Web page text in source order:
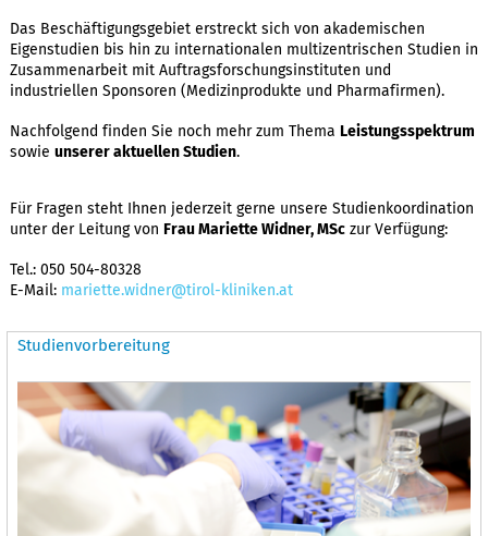
Das Beschäftigungsgebiet erstreckt sich von akademischen
Eigenstudien bis hin zu internationalen multizentrischen Studien in
Zusammenarbeit mit Auftragsforschungsinstituten und
industriellen Sponsoren (Medizinprodukte und Pharmafirmen).
Nachfolgend finden Sie noch mehr zum Thema Leistungsspektrum
sowie unserer aktuellen Studien.
Für Fragen steht Ihnen jederzeit gerne unsere Studienkoordination
unter der Leitung von Frau Mariette Widner, MSc zur Verfügung:
Tel.: 050 504-80328
E-Mail: mariette.widner@tirol-kliniken.at
Studienvorbereitung